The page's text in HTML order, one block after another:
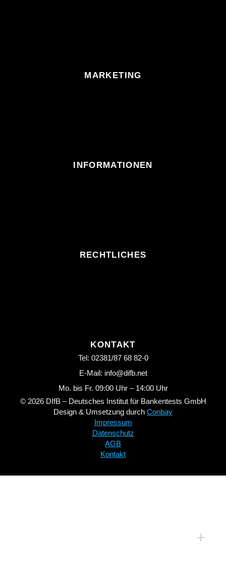
MARKETING
INFORMATIONEN
RECHTLICHES
KONTAKT
Tel: 02381/87 68 82-0
E-Mail: info@difb.net
Mo. bis Fr. 09:00 Uhr – 14:00 Uhr
© 2026 DIfB – Deutsches Institut für Bankentests GmbH
Design & Umsetzung durch Conbay
Impressum
Datenschutz
AGB
Kontakt